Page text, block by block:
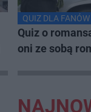
QUIZ DLA FANÓW
Quiz o
oni ze sobą